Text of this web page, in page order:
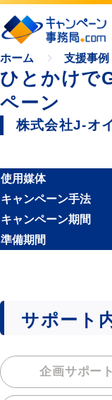
ホーム 支援事例
ひとかけで
ペーン
株式会社J-オ
使用媒体
キャンペーン手法
キャンペーン期間
準備期間
サポート
企画サポート